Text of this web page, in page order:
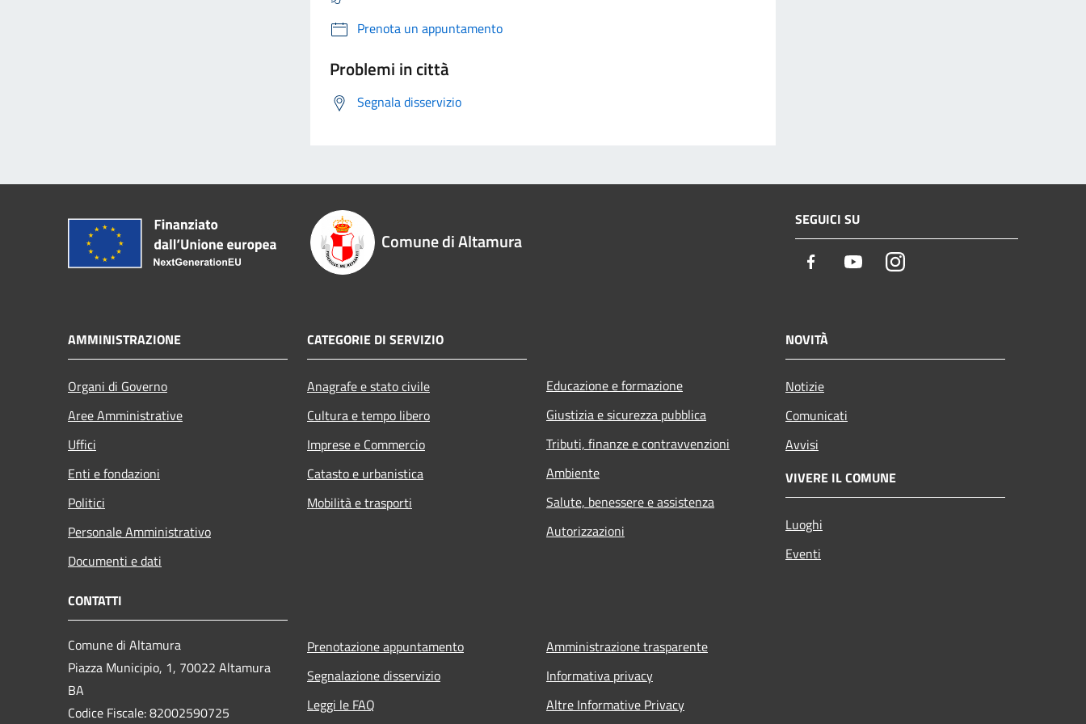
Prenota un appuntamento
Problemi in città
Segnala disservizio
Comune di Altamura
SEGUICI SU
Facebook YoutubeInstagram
AMMINISTRAZIONE
Organi di Governo
Aree Amministrative
Uffici
Enti e fondazioni
Politici
Personale Amministrativo
Documenti e dati
CATEGORIE DI SERVIZIO
Anagrafe e stato civile
Cultura e tempo libero
Imprese e Commercio
Catasto e urbanistica
Mobilità e trasporti
Educazione e formazione
Giustizia e sicurezza pubblica
Tributi, finanze e contravvenzioni
Ambiente
Salute, benessere e assistenza
Autorizzazioni
NOVITÀ
Notizie
Comunicati
Avvisi
VIVERE IL COMUNE
Luoghi
Eventi
CONTATTI
Comune di Altamura
Piazza Municipio, 1, 70022 Altamura
BA
Codice Fiscale: 82002590725
Prenotazione appuntamento
Segnalazione disservizio
Leggi le FAQ
Amministrazione trasparente
Informativa privacy
Altre Informative Privacy